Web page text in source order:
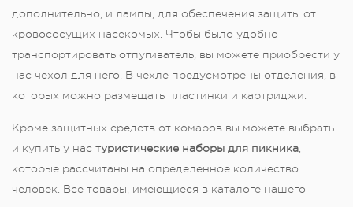
дополнительно, и лампы, для обеспечения защиты от
кровососущих насекомых. Чтобы было удобно
транспортировать отпугиватель, вы можете приобрести у
нас чехол для него. В чехле предусмотрены отделения, в
которых можно размещать пластинки и картриджи.
Кроме защитных средств от комаров вы можете выбрать
и купить у нас туристические наборы для пикника
которые рассчитаны на определенное количество
человек. Все товары, имеющиеся в каталоге нашего